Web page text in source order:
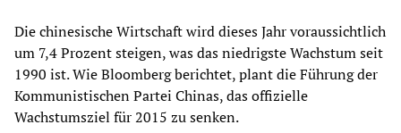
Die chinesische Wirtschaft wird dieses Jahr voraussichtlich
um 7,4 Prozent steigen, was das niedrigste Wachstum seit
1990 ist. Wie Bloomberg berichtet, plant die Führung der
Kommunistischen Partei Chinas, das offizielle
Wachstumsziel für 2015 zu senken.